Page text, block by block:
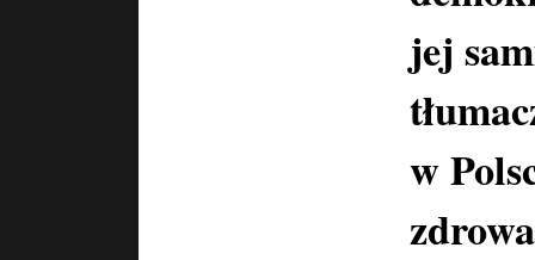
jej
w